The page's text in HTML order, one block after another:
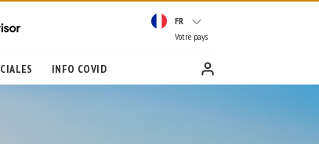
FR
Votre pays
INFO COVID